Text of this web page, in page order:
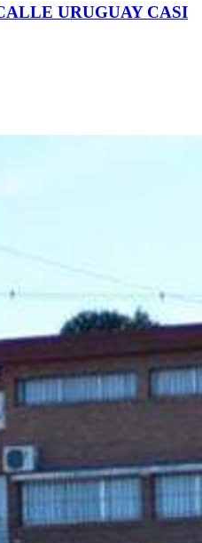
URUGUAY CASI